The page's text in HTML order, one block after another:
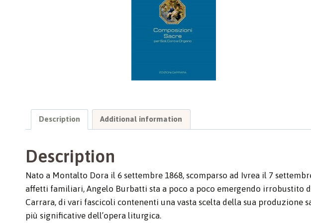
Description Additional information
Description
Nato a Montalto Dora il 6 settembre 1868, scomparso ad Ivrea il 7
affetti familiari, Angelo Burbatti sta a poco a poco emergendo
Carrara, di vari fascicoli contenenti una vasta scelta della sua produzione
più significative dell’opera liturgica.